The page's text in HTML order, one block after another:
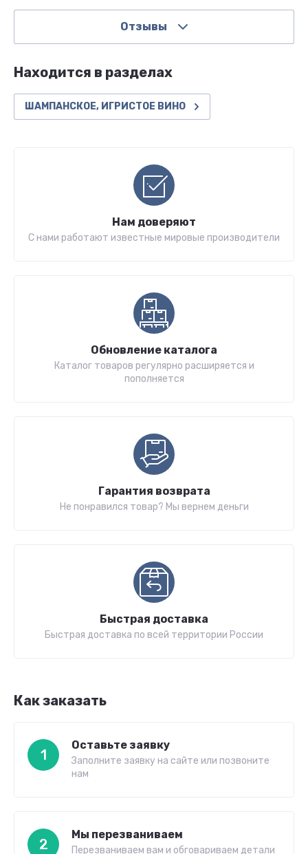
Отзывы
Находится в разделах
ШАМПАНСКОЕ, ИГРИСТОЕ ВИНО
Нам доверяют
С нами работают известные мировые производители
Обновление каталога
Каталог товаров регулярно расширяется и
пополняется
Гарантия возврата
Не понравился товар? Мы вернем деньги
Быстрая доставка
Быстрая доставка по всей территории России
Как заказать
1
Оставьте заявку
Заполните заявку на сайте или позвоните
нам
2
Мы перезваниваем
Перезваниваем вам и обговариваем детали